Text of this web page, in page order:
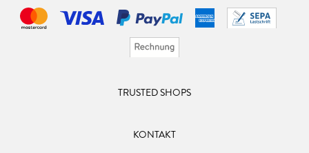
TRUSTED SHOPS
KONTAKT